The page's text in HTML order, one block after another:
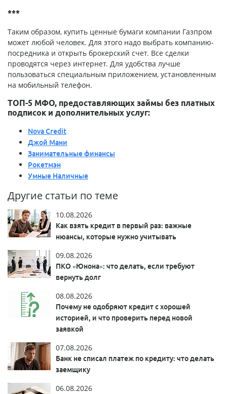
***
Таким образом, купить ценные бумаги компании Газпром
может любой человек. Для этого надо выбрать компанию-
посредника и открыть брокерский счет. Все сделки
проводятся через интернет. Для удобства лучше
пользоваться специальным приложением, установленным
на мобильный телефон.
ТОП-5 МФО, предоставляющих займы без платных
подписок и дополнительных услуг:
Nova Credit
Джой Мани
Занимательные финансы
Рокетмэн
Умные Наличные
Другие статьи по теме
10.08.2026
Как взять кредит в первый раз: важные
нюансы, которые нужно учитывать
09.08.2026
ПКО «Юнона»: что делать, если требуют
вернуть долг
08.08.2026
Почему не одобряют кредит с хорошей
историей, и что проверить перед новой
заявкой
07.08.2026
Банк не списал платеж по кредиту: что делать
заемщику
06.08.2026